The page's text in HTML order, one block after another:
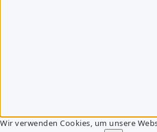
Wir verwenden Cookies, um unsere